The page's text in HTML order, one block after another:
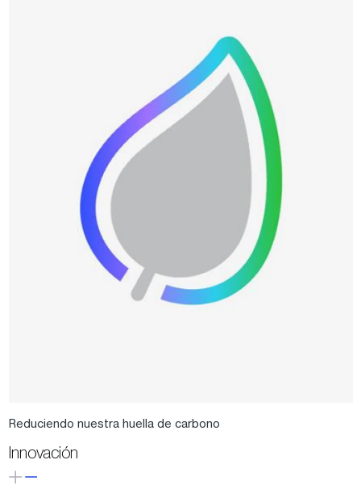
Reduciendo nuestra huella de carbono
Innovación